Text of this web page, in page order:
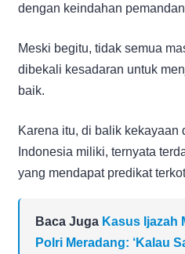
dengan keindahan
Meski begitu, tidak semua
dibekali kesadaran untuk
baik.
Karena itu, di balik kekayaan
Indonesia miliki, ternyata
yang mendapat predikat
Baca Juga Kasus Ijazah
Polri Meradang: ‘Kalau